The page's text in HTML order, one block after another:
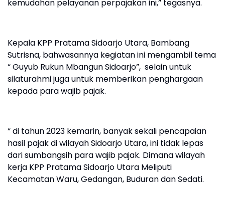
kemudahan pelayanan perpajakan ini,” tegasnya.
Kepala KPP Pratama Sidoarjo Utara, Bambang
Sutrisna, bahwasannya kegiatan ini mengambil tema
“ Guyub Rukun Mbangun Sidoarjo”, selain untuk
silaturahmi juga untuk memberikan penghargaan
kepada para wajib pajak.
“ di tahun 2023 kemarin, banyak sekali pencapaian
hasil pajak di wilayah Sidoarjo Utara, ini tidak lepas
dari sumbangsih para wajib pajak. Dimana wilayah
kerja KPP Pratama Sidoarjo Utara Meliputi
Kecamatan Waru, Gedangan, Buduran dan Sedati.